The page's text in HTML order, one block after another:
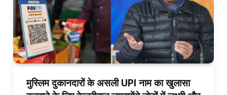
मुस्लिम दुकानदारों के असली UPI नाम का खुलासा